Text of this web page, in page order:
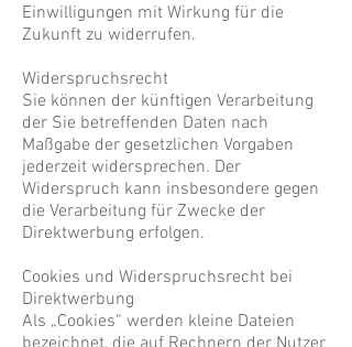
Einwilligungen mit Wirkung für die
Zukunft zu widerrufen.
Widerspruchsrecht
Sie können der künftigen Verarbeitung
der Sie betreffenden Daten nach
Maßgabe der gesetzlichen Vorgaben
jederzeit widersprechen. Der
Widerspruch kann insbesondere gegen
die Verarbeitung für Zwecke der
Direktwerbung erfolgen.
Cookies und Widerspruchsrecht bei
Direktwerbung
Als „Cookies“ werden kleine Dateien